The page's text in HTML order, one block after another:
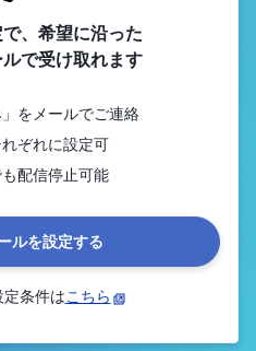
、希望に沿った
で受け取れます
をメールでご連絡
ぞれに設定可
配信停止可能
ルを設定する
条件はこちら